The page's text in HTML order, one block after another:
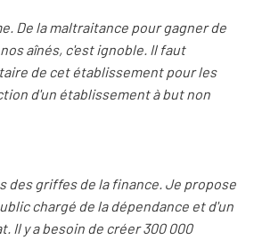
De la maltraitance pour gagner de
aînés, c'est ignoble. Il faut
de cet établissement pour les
d'un établissement à but non
des griffes de la finance. Je propose
chargé de la dépendance et d'un
Il y a besoin de créer 300 000